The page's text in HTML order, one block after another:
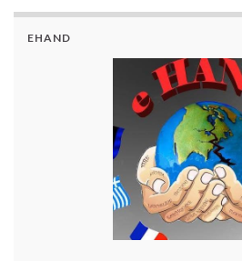
EHAND